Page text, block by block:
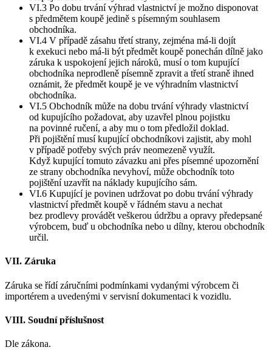
VI.3 Po dobu trvání výhrad vlastnictví je možno disponovat
s předmětem koupě jedině s písemným souhlasem
obchodníka.
VI.4 V případě zásahu třetí strany, zejména má-li dojít
k exekuci nebo má-li být předmět koupě ponechán dílně jako
záruka k uspokojení jejich nároků, musí o tom kupující
obchodníka neprodleně písemně zpravit a třetí straně ihned
oznámit, že předmět koupě je ve výhradním vlastnictví
obchodníka.
VI.5 Obchodník může na dobu trvání výhrady vlastnictví
od kupujícího požadovat, aby uzavřel plnou pojistku
na povinné ručení, a aby mu o tom předložil doklad.
Při pojištění musí kupující obchodníkovi zajistit, aby mohl
v případě potřeby svých práv neomezeně využít.
Když kupující tomuto závazku ani přes písemné upozornění
ze strany obchodníka nevyhoví, může obchodník toto
pojištění uzavřít na náklady kupujícího sám.
VI.6 Kupující je povinen udržovat po dobu trvání výhrady
vlastnictví předmět koupě v řádném stavu a nechat
bez prodlevy provádět veškerou údržbu a opravy předepsané
výrobcem, buď u obchodníka nebo u dílny, kterou obchodník
určil.
VII. Záruka
Záruka se řídí záručními podmínkami vydanými výrobcem či
importérem a uvedenými v servisní dokumentaci k vozidlu.
VIII. Soudní příslušnost
Dle zákona.